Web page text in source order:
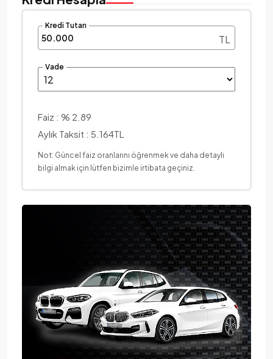
Kredi Tutarı
TL
Vade
Faiz : % 2.89
Aylık Taksit : 5.164TL
Not: Güncel faiz oranlarını öğrenmek ve daha detaylı
bilgi almak için lütfen bizimle irtibata geçiniz.